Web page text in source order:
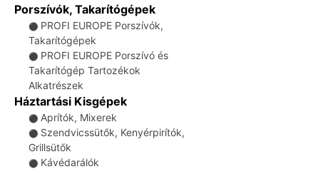
Porszívók, Takarítógépek
⚫ PROFI EUROPE Porszívók,
Takarítógépek
⚫ PROFI EUROPE Porszívó és
Takarítógép Tartozékok
Alkatrészek
Háztartási Kisgépek
⚫ Aprítók, Mixerek
⚫ Szendvicssütők, Kenyérpirítók,
Grillsütők
⚫ Kávédarálók